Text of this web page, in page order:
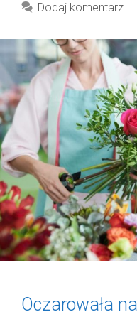
Dodaj komentarz
Oczarowała